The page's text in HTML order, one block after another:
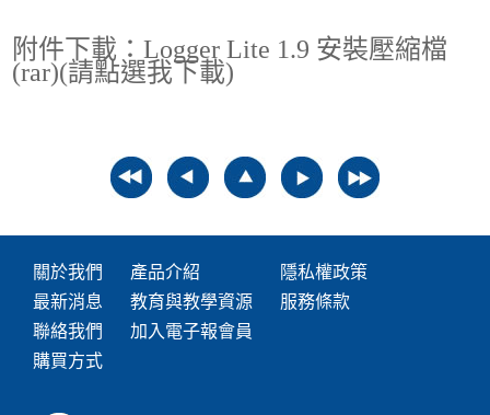
附件下載：Logger Lite 1.9 安裝壓縮檔
(rar)(請點選我下載)
關於我們
最新消息
聯絡我們
購買方式
產品介紹
教育與教學資源
加入電子報會員
隱私權政策
服務條款